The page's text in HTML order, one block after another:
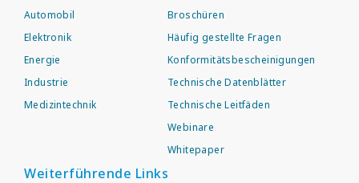
Automobil
Elektronik
Energie
Industrie
Medizintechnik
Broschüren
Häufig gestellte Fragen
Konformitätsbescheinigungen
Technische Datenblätter
Technische Leitfäden
Webinare
Whitepaper
Weiterführende Links